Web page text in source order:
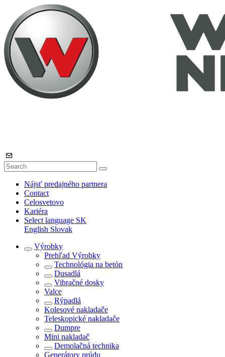
Nájsť predajného partnera
Contact
Celosvetovo
Kariéra
Select language SK
English Slovak
Výrobky
Prehľad Výrobky
Technológia na betón
Dusadlá
Vibračné dosky
Valce
Rýpadlá
Kolesové nakladače
Teleskopické nakladače
Dumpre
Mini nakladač
Demolačná technika
Generátory prúdu